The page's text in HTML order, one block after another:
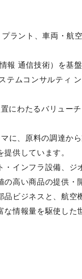
ラント、車両・航
通信技術）を基
ムコンサルティ
わたるバリュー
に、原料の調達か
供しています。
インフラ設備、
高い商品の提供・
ビジネスと、航
情報量を駆使した